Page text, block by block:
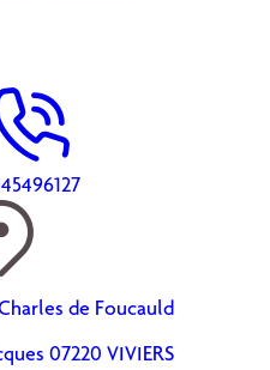
de Foucauld
07220 VIVIERS